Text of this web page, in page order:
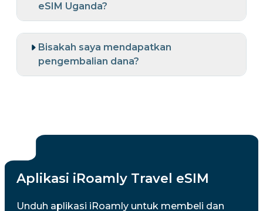
eSIM Uganda?
Bisakah saya mendapatkan
pengembalian dana?
Aplikasi iRoamly Travel eSIM
Unduh aplikasi iRoamly untuk membeli dan